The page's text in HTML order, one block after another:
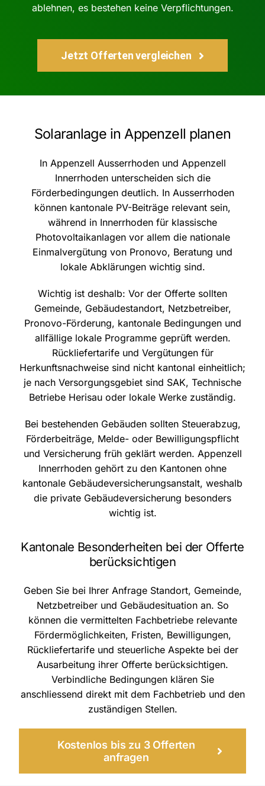
ablehnen, es bestehen keine Verpflichtungen.
Jetzt Offerten vergleichen
Solaranlage in Appenzell planen
In Appenzell Ausserrhoden und Appenzell
Innerrhoden unterscheiden sich die
Förderbedingungen deutlich. In Ausserrhoden
können kantonale PV-Beiträge relevant sein,
während in Innerrhoden für klassische
Photovoltaikanlagen vor allem die nationale
Einmalvergütung von Pronovo, Beratung und
lokale Abklärungen wichtig sind.
Wichtig ist deshalb: Vor der Offerte sollten
Gemeinde, Gebäudestandort, Netzbetreiber,
Pronovo-Förderung, kantonale Bedingungen und
allfällige lokale Programme geprüft werden.
Rückliefertarife und Vergütungen für
Herkunftsnachweise sind nicht kantonal einheitlich;
je nach Versorgungsgebiet sind SAK, Technische
Betriebe Herisau oder lokale Werke zuständig.
Bei bestehenden Gebäuden sollten Steuerabzug,
Förderbeiträge, Melde- oder Bewilligungspflicht
und Versicherung früh geklärt werden. Appenzell
Innerrhoden gehört zu den Kantonen ohne
kantonale Gebäudeversicherungsanstalt, weshalb
die private Gebäudeversicherung besonders
wichtig ist.
Kantonale Besonderheiten bei der Offerte
berücksichtigen
Geben Sie bei Ihrer Anfrage Standort, Gemeinde,
Netzbetreiber und Gebäudesituation an. So
können die vermittelten Fachbetriebe relevante
Fördermöglichkeiten, Fristen, Bewilligungen,
Rückliefertarife und steuerliche Aspekte bei der
Ausarbeitung ihrer Offerte berücksichtigen.
Verbindliche Bedingungen klären Sie
anschliessend direkt mit dem Fachbetrieb und den
zuständigen Stellen.
Kostenlos bis zu 3 Offerten
anfragen